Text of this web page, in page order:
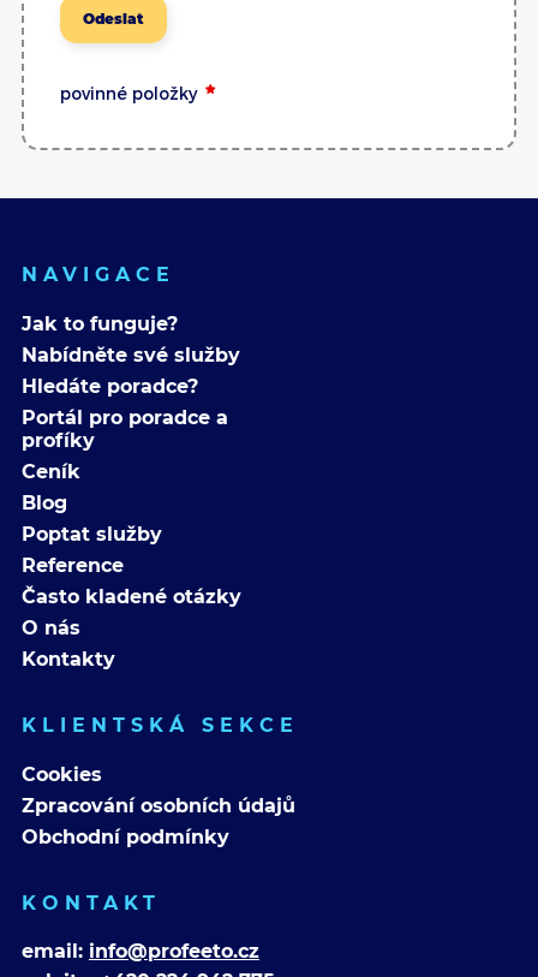
Odeslat
povinné položky
NAVIGACE
Jak to funguje?
Nabídněte své služby
Hledáte poradce?
Portál pro poradce a
profíky
Ceník
Blog
Poptat služby
Reference
Často kladené otázky
O nás
Kontakty
KLIENTSKÁ SEKCE
Cookies
Zpracování osobních údajů
Obchodní podmínky
KONTAKT
email: info@profeeto.cz